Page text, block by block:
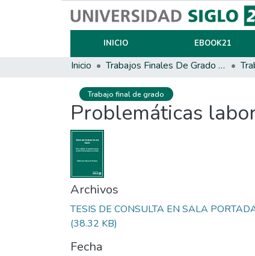
INICIO EBOOK21
Inicio Trabajos Finales De Grado Y Posgrado
Trabajo final de grado
Problemáticas
Archivos
TESIS DE CONSULTA EN SALA
(38.32 KB)
Fecha